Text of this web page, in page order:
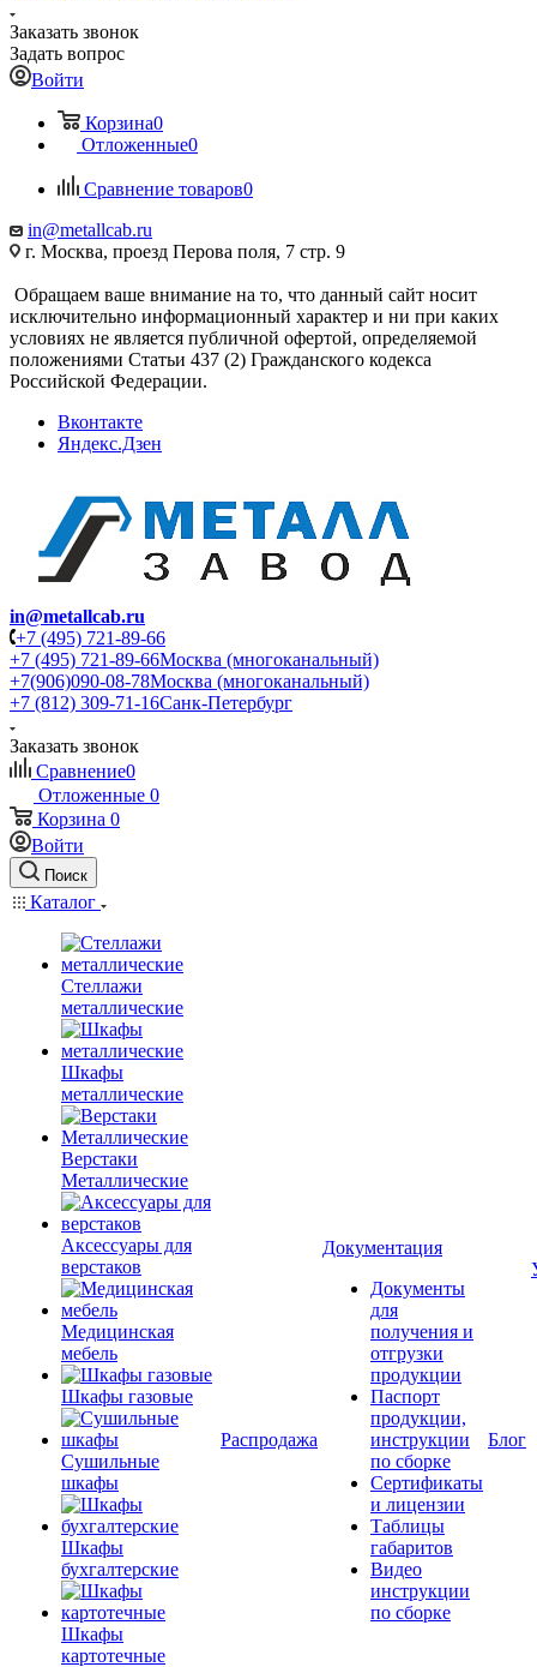
Заказать звонок
Задать вопрос
Войти
Корзина0
Отложенные0
Сравнение товаров0
in@metallcab.ru
г. Москва, проезд Перова поля, 7 стр. 9
Обращаем ваше внимание на то, что данный сайт носит
исключительно информационный характер и ни при каких
условиях не является публичной офертой, определяемой
положениями Статьи 437 (2) Гражданского кодекса
Российской Федерации.
Вконтакте
Яндекс.Дзен
in@metallcab.ru
+7 (495) 721-89-66
+7 (495) 721-89-66Москва (многоканальный)
+7(906)090-08-78Москва (многоканальный)
+7 (812) 309-71-16Санк-Петербург
Заказать звонок
Сравнение0
Отложенные 0
Корзина 0
Войти
Поиск
Каталог
Стеллажи
металлические
Шкафы
металлические
Верстаки
Металлические
Аксессуары для
верстаков
Медицинская
мебель
Шкафы газовые
Сушильные
шкафы
Шкафы
бухгалтерские
Шкафы
картотечные
Распродажа
Документация
Документы
для
получения и
отгрузки
продукции
Паспорт
продукции,
инструкции
по сборке
Сертификаты
и лицензии
Таблицы
габаритов
Видео
инструкции
по сборке
Блог